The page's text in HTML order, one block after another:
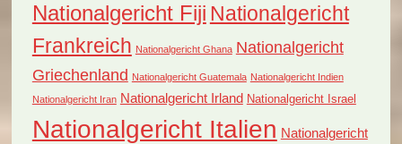
Nationalgericht Fiji Nationalgericht
Frankreich Nationalgericht Ghana Nationalgericht
Griechenland Nationalgericht Guatemala Nationalgericht Indien
Nationalgericht Iran Nationalgericht Irland Nationalgericht Israel
Nationalgericht Italien Nationalgericht